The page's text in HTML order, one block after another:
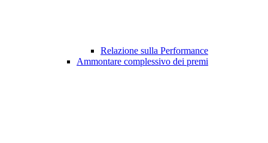
Relazione sulla Performance
Ammontare complessivo dei premi